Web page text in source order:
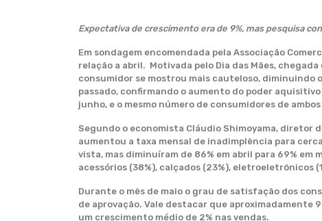
Expectativa de crescimento era de 9%, mas pesquisa
Em sondagem encomendada pela Associação
relação a abril. Motivada pelo Dia das Mães,
consumidor se mostrou mais cauteloso, diminuindo o
passado, confirmando o aumento do poder
junho, e o mesmo número de consumidores de
Segundo o economista Cláudio Shimoyama, diretor
aumentou a taxa mensal de inadimplência para
vista, mas diminuíram de 86% em abril para 69% em
acessórios (38%), calçados (23%), eletroeletrônicos
Durante o mês de maio o grau de satisfação dos
de aprovação. Vale destacar que aproximadamente
um crescimento médio de 2% nas vendas.